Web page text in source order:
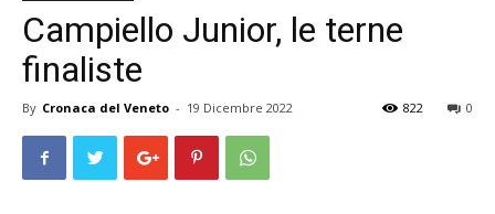
Campiello Junior, le terne
finaliste
By Cronaca del Veneto - 19 Dicembre 2022 0
822